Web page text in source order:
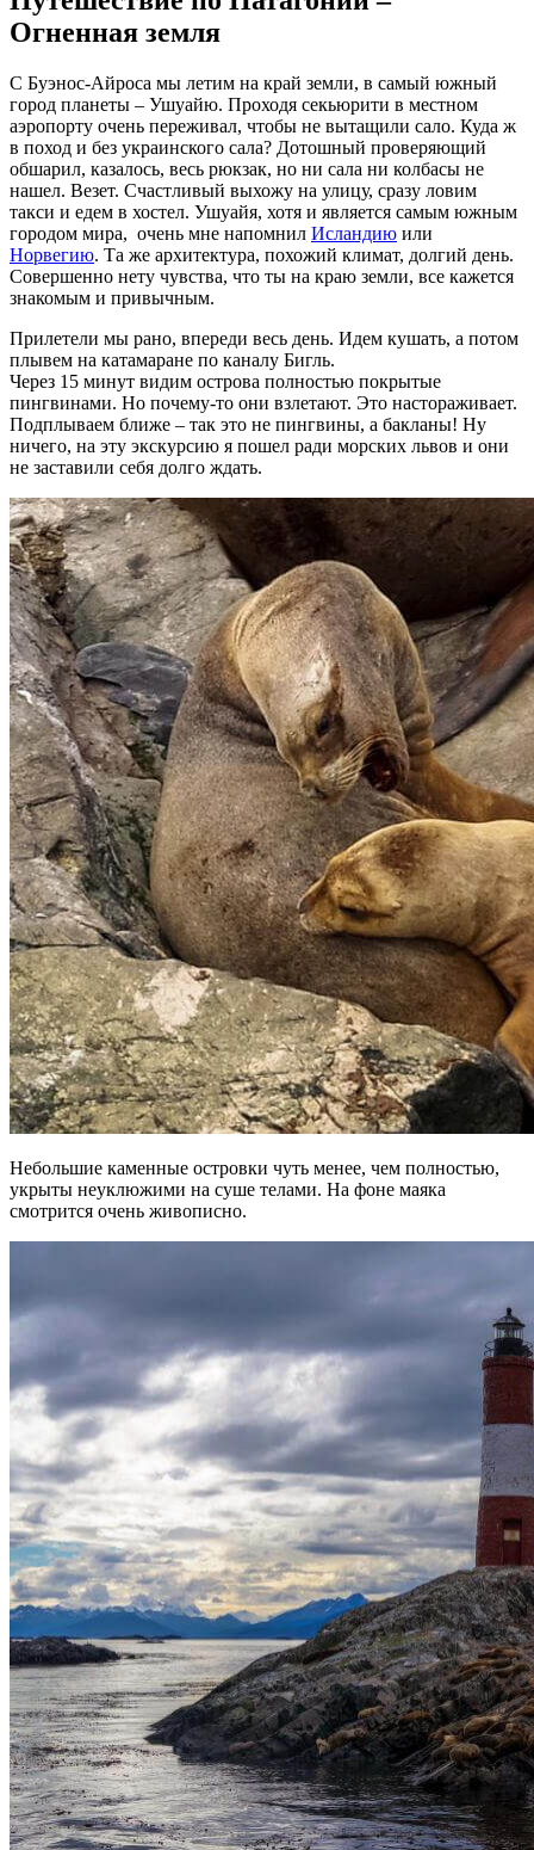
Огненная земля
С Буэнос-Айроса мы летим на край земли, в самый южный
город планеты – Ушуайю. Проходя секьюрити в местном
аэропорту очень переживал, чтобы не вытащили сало. Куда ж
в поход и без украинского сала? Дотошный проверяющий
обшарил, казалось, весь рюкзак, но ни сала ни колбасы не
нашел. Везет. Счастливый выхожу на улицу, сразу ловим
такси и едем в хостел. Ушуайя, хотя и является самым южным
городом мира, очень мне напомнил Исландию или
Норвегию. Та же архитектура, похожий климат, долгий день.
Совершенно нету чувства, что ты на краю земли, все кажется
знакомым и привычным.
Прилетели мы рано, впереди весь день. Идем кушать, а потом
плывем на катамаране по каналу Бигль.
Через 15 минут видим острова полностью покрытые
пингвинами. Но почему-то они взлетают. Это настораживает.
Подплываем ближе – так это не пингвины, а бакланы! Ну
ничего, на эту экскурсию я пошел ради морских львов и они
не заставили себя долго ждать.
Небольшие каменные островки чуть менее, чем полностью,
укрыты неуклюжими на суше телами. На фоне маяка
смотрится очень живописно.